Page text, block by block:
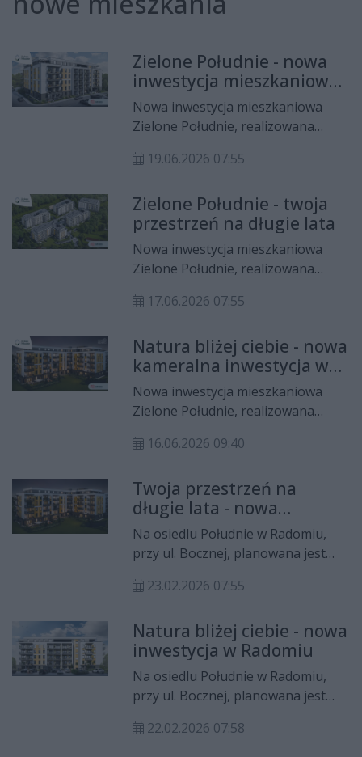
Zielone Południe - nowa
inwestycja mieszkaniowa
w Radomiu
Nowa inwestycja mieszkaniowa
Zielone Południe, realizowana
przy ul. Bocznej na osiedlu Południe
realizacji. Sprzedaż mieszkań
oficjalnie rozpocznie się 15 czerwca
2026 roku, natomiast budowa
pierwszego etapu inwestycji
19.06.2026 07:55
Zielone Południe - twoja
przestrzeń na długie lata
Nowa inwestycja mieszkaniowa
Zielone Południe, realizowana
przy ul. Bocznej na osiedlu Południe
realizacji. Sprzedaż mieszkań
oficjalnie rozpocznie się 15 czerwca
2026 roku, natomiast budowa
pierwszego etapu inwestycji
17.06.2026 07:55
Natura bliżej ciebie - nowa
kameralna inwestycja w
Radomiu
Nowa inwestycja mieszkaniowa
Zielone Południe, realizowana
przy ul. Bocznej na osiedlu Południe
realizacji. Sprzedaż mieszkań
oficjalnie rozpocznie się 15 czerwca
2026 roku, natomiast budowa
pierwszego etapu inwestycji
rozpoczęła się 2 czerwca 2026 roku.
16.06.2026 09:40
Twoja przestrzeń na
długie lata - nowa
inwestycja mieszkaniowa
Na osiedlu Południe w Radomiu,
przy ul. Bocznej, planowana jest
mieszkaniowej pod nazwą Zielone
radomskiego dewelopera – Arkada
Development – łączący nowoczesną
architekturę z dużą ilością terenów
zielonych oraz komfortem
codziennego życia. Takie
połączenie podkreśla wyjątkowy
23.02.2026 07:55
Natura bliżej ciebie - nowa
inwestycja w Radomiu
Na osiedlu Południe w Radomiu,
przy ul. Bocznej, planowana jest
mieszkaniowej pod nazwą Zielone
22.02.2026 07:58